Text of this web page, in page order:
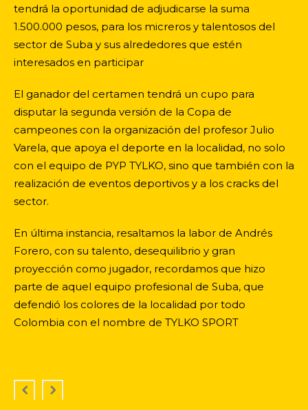
tendrá la oportunidad de adjudicarse la suma
1.500.000 pesos, para los micreros y talentosos del
sector de Suba y sus alrededores que estén
interesados en participar
El ganador del certamen tendrá un cupo para
disputar la segunda versión de la Copa de
campeones con la organización del profesor Julio
Varela, que apoya el deporte en la localidad, no solo
con el equipo de PYP TYLKO, sino que también con la
realización de eventos deportivos y a los cracks del
sector.
En última instancia, resaltamos la labor de Andrés
Forero, con su talento, desequilibrio y gran
proyección como jugador, recordamos que hizo
parte de aquel equipo profesional de Suba, que
defendió los colores de la localidad por todo
Colombia con el nombre de TYLKO SPORT